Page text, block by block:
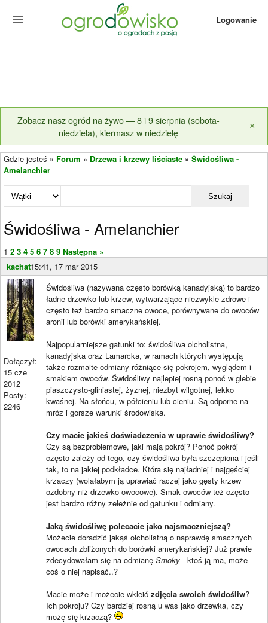
Logowanie
Zobacz nasz ogród na żywo — 8 i 9 sierpnia (sobota-
niedziela), kiermasz w niedzielę
×
Gdzie jesteś » Forum » Drzewa i krzewy liściaste » Świdośliwa -
Amelanchier
Szukaj
Świdośliwa - Amelanchier
1 2 3 4 5 6 7 8 9 Następna »
kachat15:41, 17 mar 2015
Dołączył:
15 cze
2012
Posty:
2246
Świdośliwa (nazywana często borówką kanadyjską) to bardzo
ładne drzewko lub krzew, wytwarzające niezwykle zdrowe i
często też bardzo smaczne owoce, porównywane do owoców
aronii lub borówki amerykańskiej.
Najpopularniejsze gatunki to: świdośliwa olcholistna,
kanadyjska oraz Lamarcka, w ramach których występują
także rozmaite odmiany różniące się pokrojem, wyglądem i
smakiem owoców. Świdośliwy najlepiej rosną ponoć w glebie
piaszczysto-gliniastej, żyznej, niezbyt wilgotnej, lekko
kwaśnej. Na słońcu, w półcieniu lub cieniu. Są odporne na
mróz i gorsze warunki środowiska.
Czy macie jakieś doświadczenia w uprawie świdośliwy?
Czy są bezproblemowe, jaki mają pokrój? Ponoć pokrój
często zależy od tego, czy świdośliwa była szczepiona i jeśli
tak, to na jakiej podkładce. Która się najładniej i najgęściej
krzaczy (wolałabym ją uprawiać raczej jako gęsty krzew
ozdobny niż drzewko owocowe). Smak owoców też często
jest bardzo różny zeleżnie od gatunku i odmiany.
Jaką świdośliwę polecacie jako najsmaczniejszą?
Możecie doradzić jakąś olcholistną o naprawdę smacznych
owocach zbliżonych do borówki amerykańskiej? Już prawie
zdecydowałam się na odmianę Smoky - ktoś ją ma, może
coś o niej napisać..?
Macie może i możecie wkleić zdjęcia swoich świdośliw?
Ich pokroju? Czy bardziej rosną u was jako drzewka, czy
możę się krzaczą?